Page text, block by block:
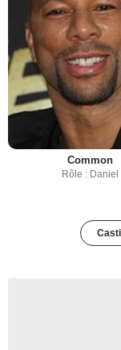
Common
Rôle : Daniel